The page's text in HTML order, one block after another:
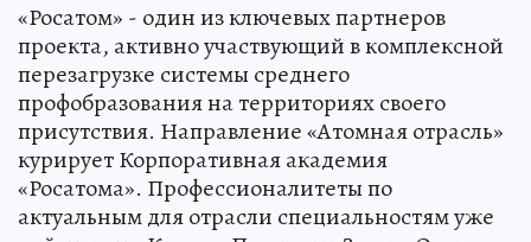
«Росатом» - один из ключевых партнеров
проекта, активно участвующий в комплексной
перезагрузке системы среднего
профобразования на территориях своего
присутствия. Направление «Атомная отрасль»
курирует Корпоративная академия
«Росатома». Профессионалитеты по
актуальным для отрасли специальностям уже